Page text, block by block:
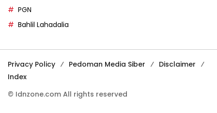
PGN
Bahlil Lahadalia
Privacy Policy Pedoman Media Siber
Disclaimer
Index
© Idnzone.com All rights reserved